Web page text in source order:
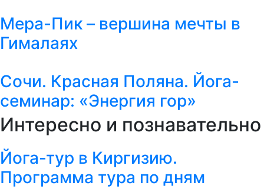
Мера-Пик – вершина мечты в
Гималаях
Сочи. Красная Поляна. Йога-
семинар: «Энергия гор»
Интересно и познавательно
Йога-тур в Киргизию.
Программа тура по дням